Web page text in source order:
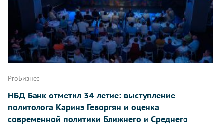
ProБизнес
НБД-Банк отметил 34-летие: выступление
политолога Каринэ Геворгян и оценка
современной политики Ближнего и Среднего